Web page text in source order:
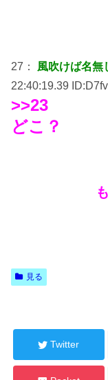
27： 風吹けば名無
22:40:19.39
>>23
どこ？
見る
Twitter